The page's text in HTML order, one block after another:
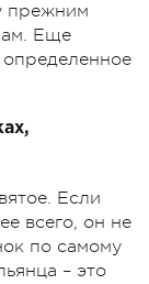
прежним
Еще
определенное
Если
всего, он не
по самому
– это